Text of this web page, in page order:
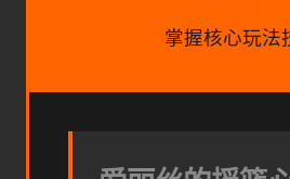
掌握核心玩法